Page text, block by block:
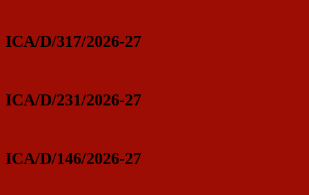
ICA/D/317/2026-27
ICA/D/231/2026-27
ICA/D/146/2026-27